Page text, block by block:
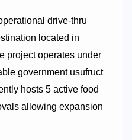
drive-thru
located in
project operates under
government usufruct
hosts 5 active food
allowing expansion